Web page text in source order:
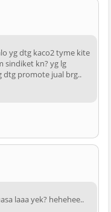
yg dtg kaco2 tyme kite
sindiket kn? yg lg
dtg promote jual brg..
laaa yek? hehehee..